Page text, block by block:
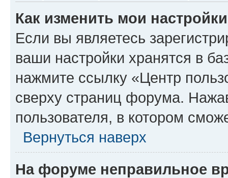
Как изменить мои
Если вы являетесь
ваши настройки хранятся в
нажмите ссылку «Центр
сверху страниц форума.
пользователя, в котором
Вернуться наверх
На форуме неправильное